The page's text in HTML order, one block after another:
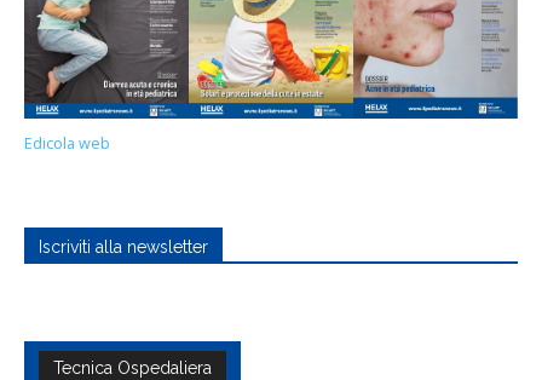
Edicola web
Iscriviti alla newsletter
Tecnica Ospedaliera